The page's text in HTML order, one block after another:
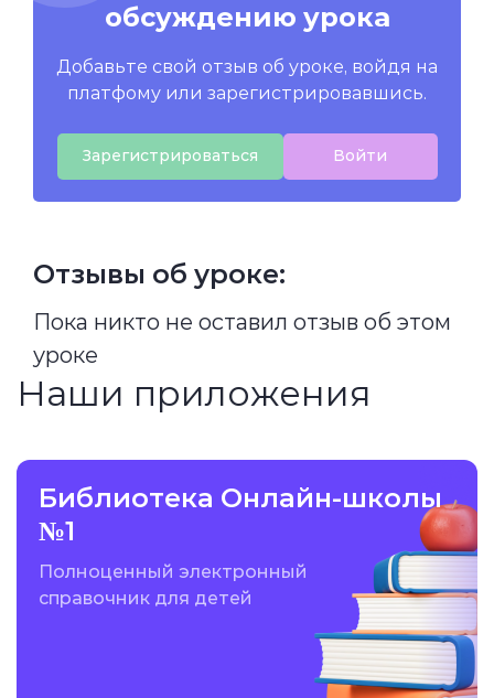
обсуждению урока
Добавьте свой отзыв об уроке, войдя на
платфому или зарегистрировавшись.
Зарегистрироваться Войти
Отзывы об уроке:
Пока никто не оставил отзыв об этом
уроке
Наши приложения
Библиотека Онлайн-школы
№1
Полноценный электронный
справочник для детей